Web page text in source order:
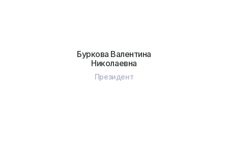
Буркова Валентина
Николаевна
Президент